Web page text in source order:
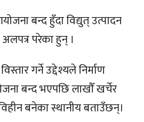
बन्द हुँदा विद्युत् उत्पादन
परेका हुन् ।
गर्ने उद्देश्यले निर्माण
बन्द भएपछि लाखौँ खर्चेर
बनेका स्थानीय बताउँछन्।